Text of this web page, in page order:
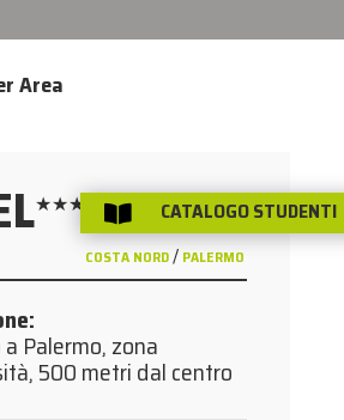
★★★
PALERMO E DINTORNI /
COSTA NORD/ PALERMO
:
Palermo, zona
500 metri dal centro
 CATALOGO STUDENTI